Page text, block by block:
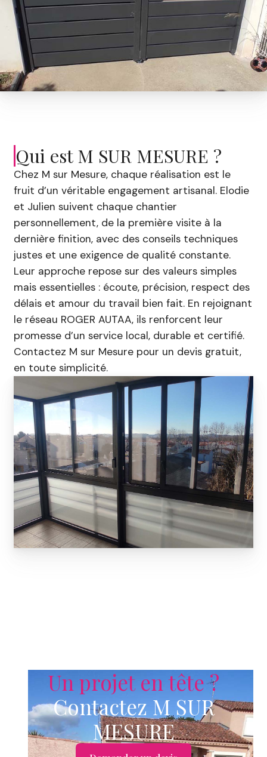
Qui est M SUR MESURE ?
Chez M sur Mesure, chaque réalisation est le
fruit d’un véritable engagement artisanal. Elodie
et Julien suivent chaque chantier
personnellement, de la première visite à la
dernière finition, avec des conseils techniques
justes et une exigence de qualité constante.
Leur approche repose sur des valeurs simples
mais essentielles : écoute, précision, respect des
délais et amour du travail bien fait. En rejoignant
le réseau ROGER AUTAA, ils renforcent leur
promesse d’un service local, durable et certifié.
Contactez M sur Mesure pour un devis gratuit,
en toute simplicité.
Un projet en tête ?
Contactez M SUR
MESURE